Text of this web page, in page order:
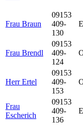
Frau Braun
09153
409-
130
Frau Brendl
09153
409-
124
Herr Ertel
09153
409-
153
Frau
Escherich
09153
409-
136